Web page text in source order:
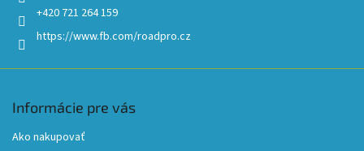
+420 721 264 159
https://www.fb.com/roadpro.cz
Informácie pre vás
Ako nakupovať